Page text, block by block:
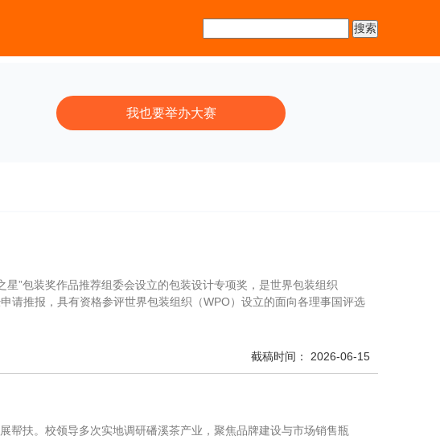
我也要举办大赛
”包装奖作品推荐组委会设立的包装设计专项奖，是世界包装组织
请推报，具有资格参评世界包装组织（WPO）设立的面向各理事国评选
截稿时间： 2026-06-15
扶。校领导多次实地调研磻溪茶产业，聚焦品牌建设与市场销售瓶